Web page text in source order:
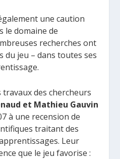
une caution
le domaine de
recherches ont
du jeu – dans toutes ses
des chercheurs
et Mathieu Gauvin
à une recension de
traitant des
Leur
que le jeu favorise :